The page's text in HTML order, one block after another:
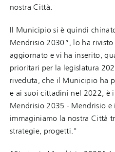
nostra Città.
Il Municipio si è quindi
Mendrisio 2030”, lo ha
aggiornato e vi ha inserito,
prioritari per la legislatura
riveduta, che il Municipio ha
e ai suoi cittadini nel 2022, è
Mendrisio 2035 - Mendrisio
immaginiamo la nostra Città
strategie, progetti."